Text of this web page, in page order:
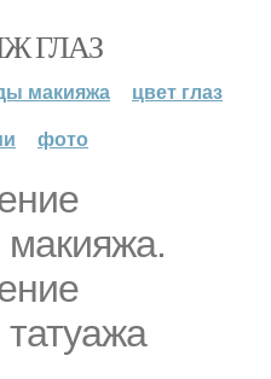
ГЛАЗ
макияжа
цвет глаз
фото
макияжа.